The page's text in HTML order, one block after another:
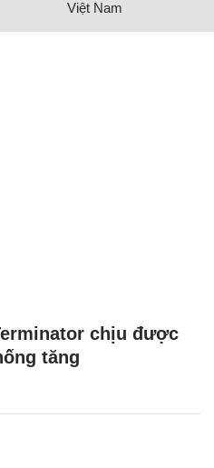
Việt Nam
chịu được
tăng